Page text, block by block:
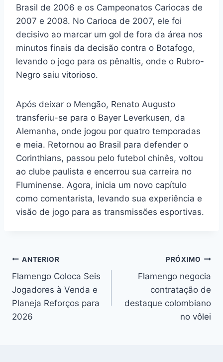
Brasil de 2006 e os Campeonatos Cariocas de
2007 e 2008. No Carioca de 2007, ele foi
decisivo ao marcar um gol de fora da área nos
minutos finais da decisão contra o Botafogo,
levando o jogo para os pênaltis, onde o Rubro-
Negro saiu vitorioso.
Após deixar o Mengão, Renato Augusto
transferiu-se para o Bayer Leverkusen, da
Alemanha, onde jogou por quatro temporadas
e meia. Retornou ao Brasil para defender o
Corinthians, passou pelo futebol chinês, voltou
ao clube paulista e encerrou sua carreira no
Fluminense. Agora, inicia um novo capítulo
como comentarista, levando sua experiência e
visão de jogo para as transmissões esportivas.
Navegação
de
Post
ANTERIOR
Flamengo Coloca Seis
Jogadores à Venda e
Planeja Reforços para
2026
PRÓXIMO
Flamengo negocia
contratação de
destaque colombiano
no vôlei